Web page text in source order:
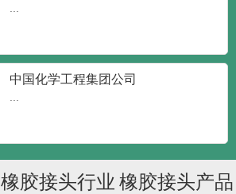
...
中国化学工程集团公司
...
橡胶接头行业 橡胶接头产品